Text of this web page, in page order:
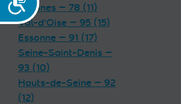
Yvelines — 78 (11)
Val-d'Oise — 95 (15)
Essonne — 91 (17)
Seine-Saint-Denis —
93 (10)
Hauts-de-Seine — 92
(12)